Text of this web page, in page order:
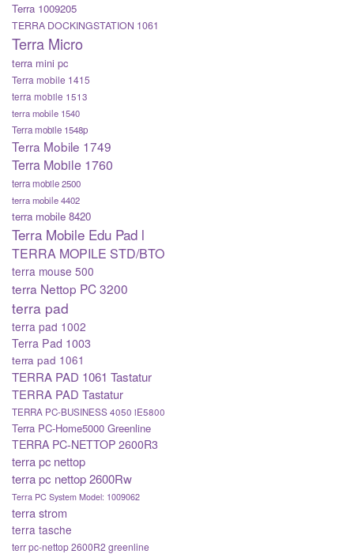
Terra 1009205
TERRA DOCKINGSTATION 1061
Terra Micro
terra mini pc
Terra mobile 1415
terra mobile 1513
terra mobile 1540
Terra mobile 1548p
Terra Mobile 1749
Terra Mobile 1760
terra mobile 2500
terra mobile 4402
terra mobile 8420
Terra Mobile Edu Pad l
TERRA MOPILE STD/BTO
terra mouse 500
terra Nettop PC 3200
terra pad
terra pad 1002
Terra Pad 1003
terra pad 1061
TERRA PAD 1061 Tastatur
TERRA PAD Tastatur
TERRA PC-BUSINESS 4050 iE5800
Terra PC-Home5000 Greenline
TERRA PC-NETTOP 2600R3
terra pc nettop
terra pc nettop 2600Rw
Terra PC System Model: 1009062
terra strom
terra tasche
terr pc-nettop 2600R2 greenline